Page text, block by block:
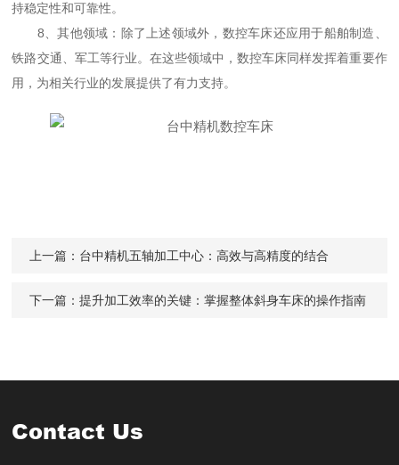
持稳定性和可靠性。
8、其他领域：除了上述领域外，数控车床还应用于船舶制造、
铁路交通、军工等行业。在这些领域中，数控车床同样发挥着重要作
用，为相关行业的发展提供了有力支持。
上一篇： 台中精机五轴加工中心：高效与高精度的结合
下一篇：提升加工效率的关键：掌握整体斜身车床的操作指南
Contact Us